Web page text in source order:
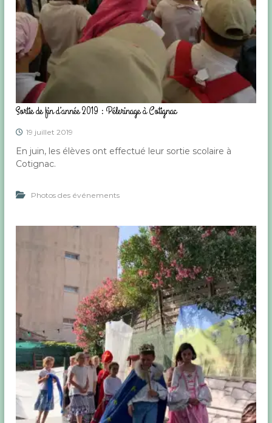
Sortie de fin d’année 2019 : Pélerinage à Cotignac
19 juillet 2019
En juin, les élèves ont effectué leur sortie scolaire à
Cotignac.
Photos des événements